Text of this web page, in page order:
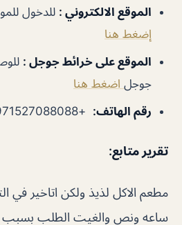
الموقع الالكتروني : للدخول
إضغط هنا
الموقع على خرائط جوجل :
جوجل اضغط هنا
رقم الهاتف:
+971527088088
تقرير متابع:
مطعم الاكل لذيذ ولكن اتاخير
ساعه ونص والغيت الطلب بسبب